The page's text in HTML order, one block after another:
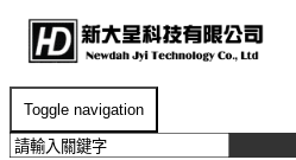
Toggle navigation